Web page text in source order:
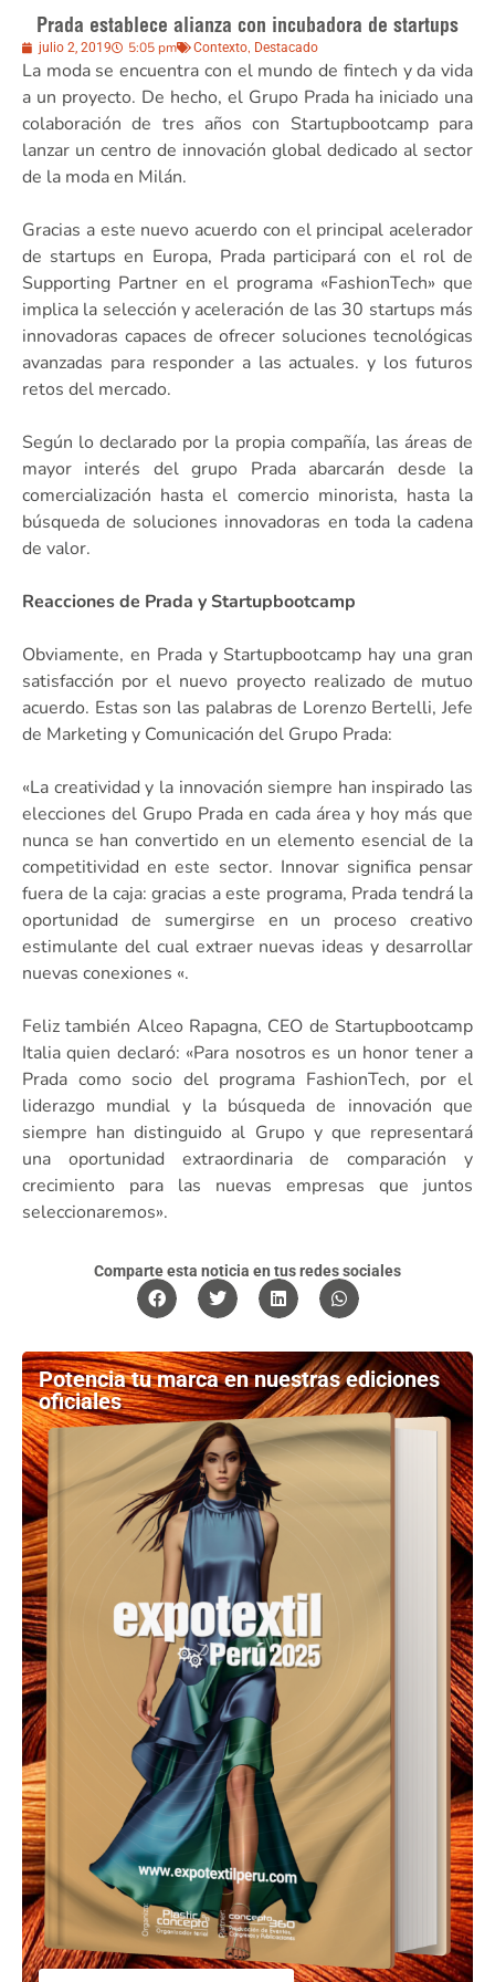
Prada establece alianza con incubadora de startups
julio 2, 2019 5:05 pm Contexto, Destacado
La moda se encuentra con el mundo de fintech y da vida
a un proyecto. De hecho, el Grupo Prada ha iniciado una
colaboración de tres años con Startupbootcamp para
lanzar un centro de innovación global dedicado al sector
de la moda en Milán.
Gracias a este nuevo acuerdo con el principal acelerador
de startups en Europa, Prada participará con el rol de
Supporting Partner en el programa «FashionTech» que
implica la selección y aceleración de las 30 startups más
innovadoras capaces de ofrecer soluciones tecnológicas
avanzadas para responder a las actuales. y los futuros
retos del mercado.
Según lo declarado por la propia compañía, las áreas de
mayor interés del grupo Prada abarcarán desde la
comercialización hasta el comercio minorista, hasta la
búsqueda de soluciones innovadoras en toda la cadena
de valor.
Reacciones de Prada y Startupbootcamp
Obviamente, en Prada y Startupbootcamp hay una gran
satisfacción por el nuevo proyecto realizado de mutuo
acuerdo. Estas son las palabras de Lorenzo Bertelli, Jefe
de Marketing y Comunicación del Grupo Prada:
«La creatividad y la innovación siempre han inspirado las
elecciones del Grupo Prada en cada área y hoy más que
nunca se han convertido en un elemento esencial de la
competitividad en este sector. Innovar significa pensar
fuera de la caja: gracias a este programa, Prada tendrá la
oportunidad de sumergirse en un proceso creativo
estimulante del cual extraer nuevas ideas y desarrollar
nuevas conexiones «.
Feliz también Alceo Rapagna, CEO de Startupbootcamp
Italia quien declaró: «Para nosotros es un honor tener a
Prada como socio del programa FashionTech, por el
liderazgo mundial y la búsqueda de innovación que
siempre han distinguido al Grupo y que representará
una oportunidad extraordinaria de comparación y
crecimiento para las nuevas empresas que juntos
seleccionaremos».
Comparte esta noticia en tus redes sociales
Potencia tu marca en nuestras ediciones
oficiales